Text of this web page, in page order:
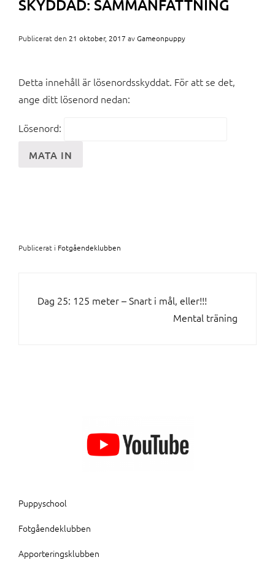
SKYDDAD: SAMMANFATTNING
Publicerat den 21 oktober, 2017 avGameonpuppy
Detta innehåll är lösenordsskyddat. För att se det,
ange ditt lösenord nedan:
Lösenord:
Publicerat i Fotgåendeklubben
INLÄGGSNAVIGERING
Dag 25: 125 meter – Snart i mål, eller!!!
Mental träning
Puppyschool
Fotgåendeklubben
Apporteringsklubben